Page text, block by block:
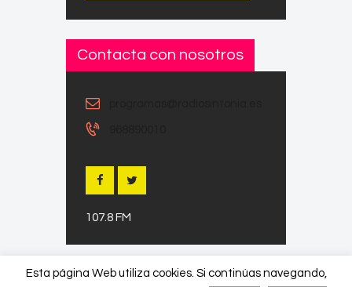
Contacta con nosotros
107.8 FM
Esta página Web utiliza cookies. Si continúas navegando,